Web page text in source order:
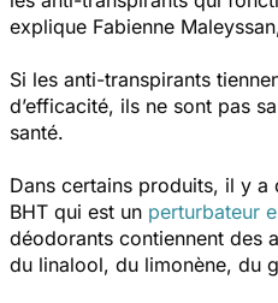
explique Fabienne
Si les anti-transpirants
d’efficacité, ils ne sont pas
santé.
Dans certains produits, il y
BHT qui est un perturbateur
déodorants contiennent des
du linalool, du limonène, du